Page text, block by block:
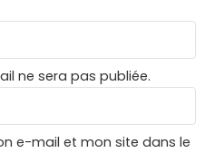
ne sera pas publiée.
e-mail et mon site dans le